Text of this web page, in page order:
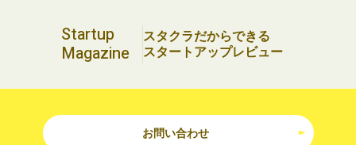
Startup
Magazine
スタクラだからできる
スタートアップレビュー
お問い合わせ